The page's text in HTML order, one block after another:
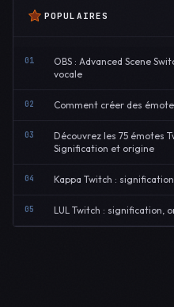
POPULAIRES
01
OBS : Advanced Scene
vocale
02 Comment créer des
03
Découvrez les 75 émotes
Signification et origine
04 Kappa Twitch :
05 LUL Twitch : signification,